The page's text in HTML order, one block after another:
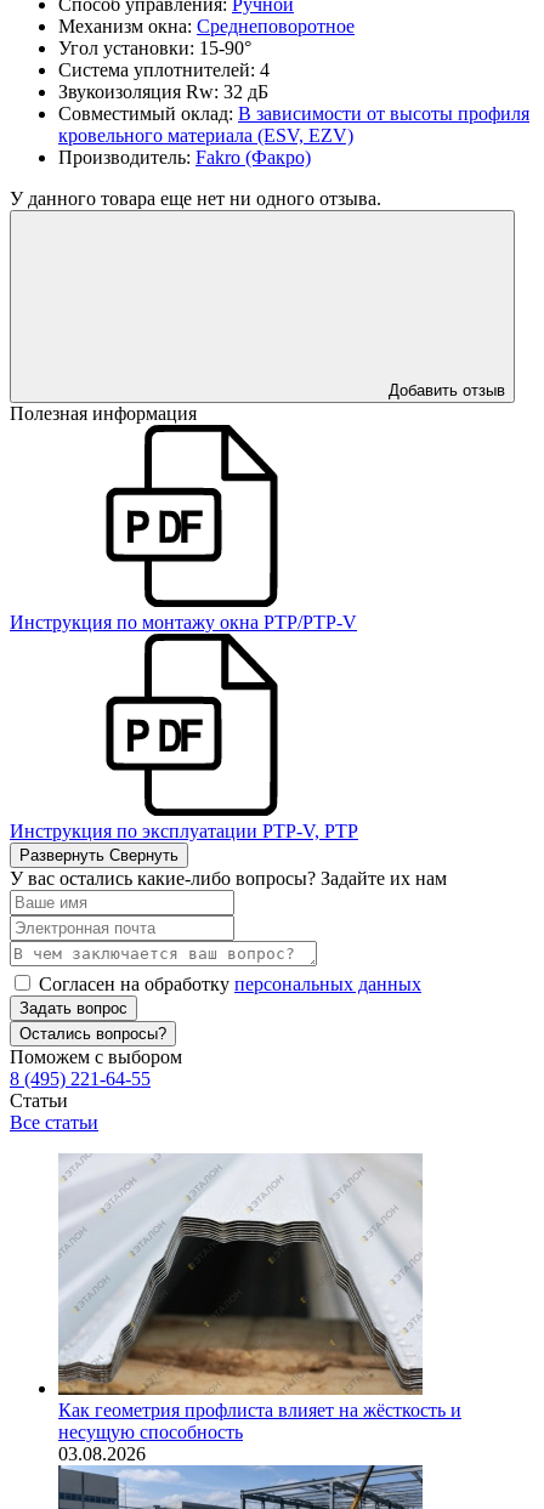
Способ управления: Ручной
Механизм окна: Среднеповоротное
Угол установки: 15-90°
Система уплотнителей: 4
Звукоизоляция Rw: 32 дБ
Совместимый оклад: В зависимости от высоты профиля
кровельного материала (ESV, EZV)
Производитель: Fakro (Факро)
У данного товара еще нет ни одного отзыва.
Добавить отзыв
Полезная информация
Инструкция по монтажу окна PTP/PTP-V
Инструкция по эксплуатации PTP-V, PTP
Развернуть Свернуть
У вас остались какие-либо вопросы? Задайте их нам
Согласен на обработку персональных данных
Задать вопрос
Остались вопросы?
Поможем с выбором
8 (495) 221-64-55
Статьи
Все статьи
Как геометрия профлиста влияет на жёсткость и
несущую способность
03.08.2026